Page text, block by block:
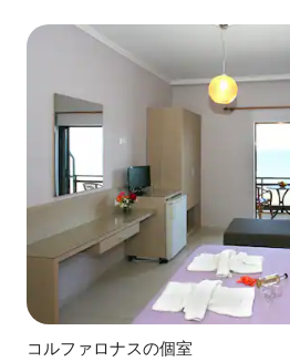
コルファロナスの個室